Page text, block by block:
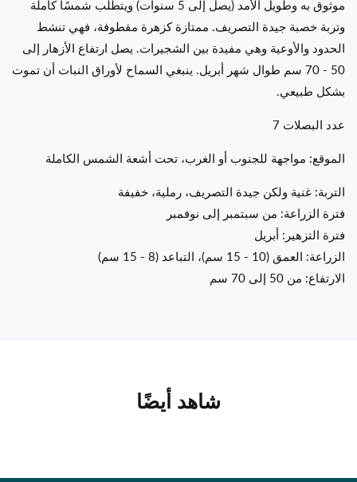
موثوق به وطويل الأمد (يصل إلى 5 سنوات) ويتطلب شمسًا كاملة
وتربة خصبة جيدة التصريف. ممتازة كزهرة مقطوفة، فهي تنشط
الحدود والأوعية وهي مفيدة بين الشجيرات. يصل ارتفاع الأزهار إلى
50 - 70 سم طوال شهر أبريل. ينبغي السماح لأوراق النبات أن تموت
بشكل طبيعي.
عدد البصلات 7
الموقع: مواجهة للجنوب أو الغرب، تحت أشعة الشمس الكاملة
التربة: غنية ولكن جيدة التصريف، رملية، خفيفة
فترة الزراعة: من سبتمبر إلى نوفمبر
فترة التزهير: أبريل
الزراعة: العمق (10 - 15 سم)، التباعد (8 - 15 سم)
الارتفاع: من 50 إلى 70 سم
شاهد أيضًا